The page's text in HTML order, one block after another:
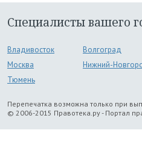
Специалисты вашего
Владивосток
Волгоград
Москва
Нижний-
Тюмень
Перепечатка возможна только при
© 2006-2015 Правотека.ру - Портал